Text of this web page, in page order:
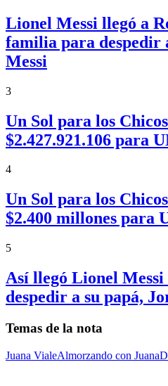
Lionel Messi llegó a
familia para despedir
Messi
3
Un Sol para los
$2.427.921.106 para
4
Un Sol para los
$2.400 millones para
5
Así llegó Lionel
despedir a su papá,
Temas de la nota
Juana VialeAlmorzando con Juana